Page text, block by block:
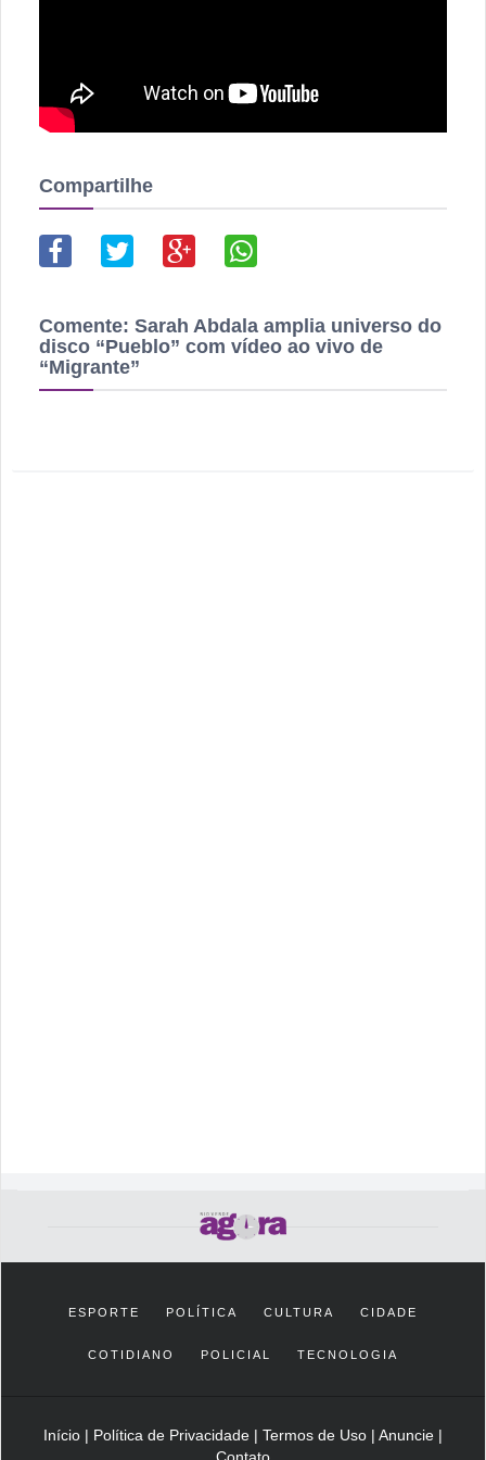
Compartilhe
Comente: Sarah Abdala amplia universo do
disco “Pueblo” com vídeo ao vivo de
“Migrante”
ESPORTE POLÍTICA CULTURA CIDADE
COTIDIANO POLICIAL TECNOLOGIA
Início | Política de Privacidade | Termos de Uso | Anuncie |